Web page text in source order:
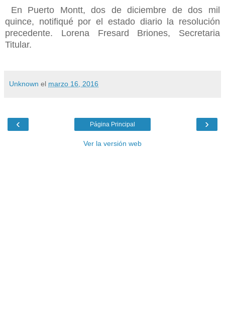
En Puerto Montt, dos de diciembre de dos mil
quince, notifiqué por el estado diario la resolución
precedente. Lorena Fresard Briones, Secretaria
Titular.
Unknown el marzo 16, 2016
‹ ›
Página Principal
Ver la versión web